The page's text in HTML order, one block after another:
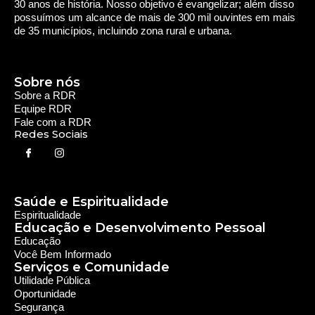
30 anos de história. Nosso objetivo é evangelizar; além disso
possuímos um alcance de mais de 300 mil ouvintes em mais
de 35 municípios, incluindo zona rural e urbana.
Sobre a RDR
Equipe RDR
Fale com a RDR
Redes Sociais
Sobre nós
Saúde e Espiritualidade
Espiritualidade
Educação e Desenvolvimento Pessoal
Educação
Você Bem Informado
Serviços e Comunidade
Utilidade Pública
Oportunidade
Segurança